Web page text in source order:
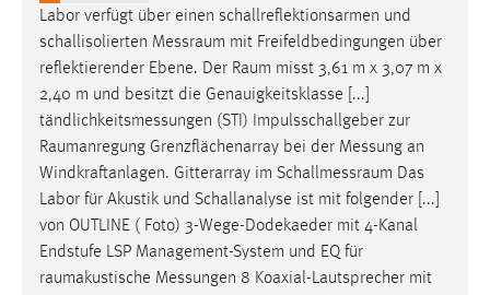
Labor verfügt über einen schallreflektionsarmen und
schallisolierten Messraum mit Freifeldbedingungen über
reflektierender Ebene. Der Raum misst 3,61 m x 3,07 m x
2,40 m und besitzt die Genauigkeitsklasse [...]
tändlichkeitsmessungen (STI) Impulsschallgeber zur
Raumanregung Grenzflächenarray bei der Messung an
Windkraftanlagen. Gitterarray im Schallmessraum Das
Labor für Akustik und Schallanalyse ist mit folgender [...]
von OUTLINE ( Foto) 3-Wege-Dodekaeder mit 4-Kanal
Endstufe LSP Management-System und EQ für
raumakustische Messungen 8 Koaxial-Lautsprecher mit